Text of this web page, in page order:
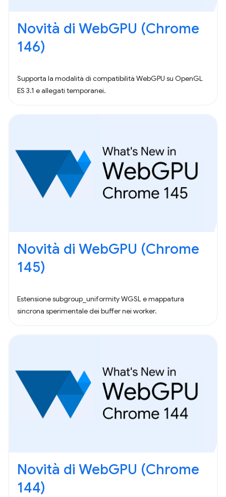
Novità di WebGPU (Chrome
146)
Supporta la modalità di compatibilità WebGPU su OpenGL
ES 3.1 e allegati temporanei.
Novità di WebGPU (Chrome
145)
Estensione subgroup_uniformity WGSL e mappatura
sincrona sperimentale dei buffer nei worker.
Novità di WebGPU (Chrome
144)